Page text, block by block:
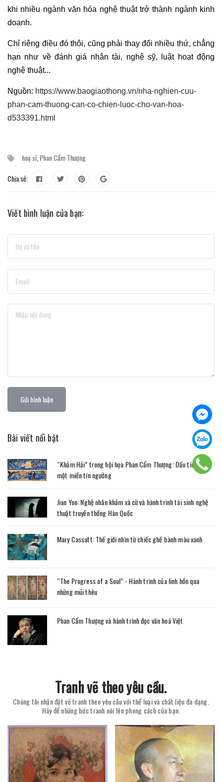
khi nhiều ngành văn hóa nghệ thuật trở thành ngành kinh
doanh.
Chỉ riêng điều đó thôi, cũng phải thay đổi nhiều thứ, chẳng
hạn như về đánh giá nhân tài, nghệ sỹ, luật hoạt động
nghệ thuật...
Nguồn: https://www.baogiaothong.vn/nha-nghien-cuu-
phan-cam-thuong-can-co-chien-luoc-cho-van-hoa-
d533391.html
hoạ sĩ, Phan Cẩm Thượng
Chia sẻ:
Viết bình luận của bạn:
Gửi bình luận
Bài viết nổi bật
“Khảm Hải” trong hội họa Phan Cẩm Thượng: Dấu tích của
một miền tín ngưỡng
Jian Yoo: Nghệ nhân khảm xà cừ và hành trình tái sinh nghệ
thuật truyền thống Hàn Quốc
Mary Cassatt: Thế giới nhìn từ chiếc ghế bành màu xanh
“The Progress of a Soul” - Hành trình của linh hồn qua
những mũi thêu
Phan Cẩm Thượng và hành trình đọc văn hoá Việt
Tranh vẽ theo yêu cầu.
Chúng tôi nhận đặt vẽ tranh theo yêu cầu với thể loại và chất liệu đa dạng.
Hãy để những bức tranh nói lên phong cách của bạn.